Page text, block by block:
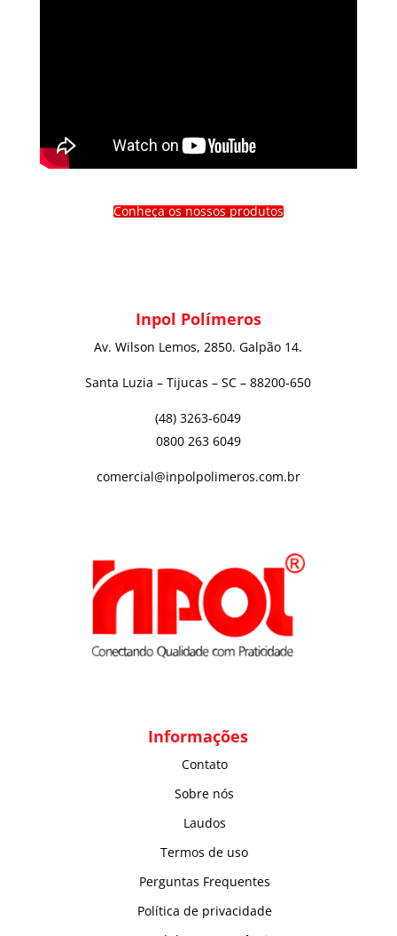
Conheça os nossos produtos
Inpol Polímeros
Av. Wilson Lemos, 2850. Galpão 14.
Santa Luzia – Tijucas – SC – 88200-650
(48) 3263-6049
0800 263 6049
comercial@inpolpolimeros.com.br
Informações
Contato
Sobre nós
Laudos
Termos de uso
Perguntas Frequentes
Política de privacidade